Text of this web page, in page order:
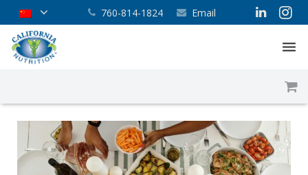
760-814-1824 Email
我们的服务